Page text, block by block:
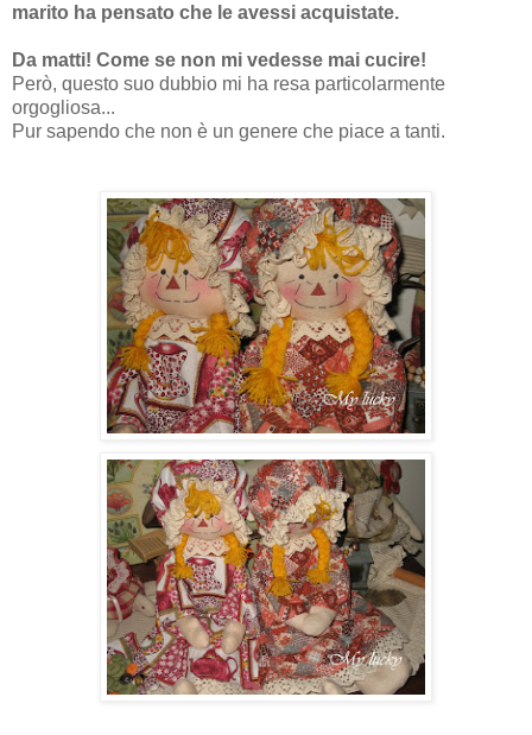
marito ha pensato che le avessi acquistate.
Da matti! Come se non mi vedesse mai cucire!
Però, questo suo dubbio mi ha resa particolarmente
orgogliosa...
Pur sapendo che non è un genere che piace a tanti.